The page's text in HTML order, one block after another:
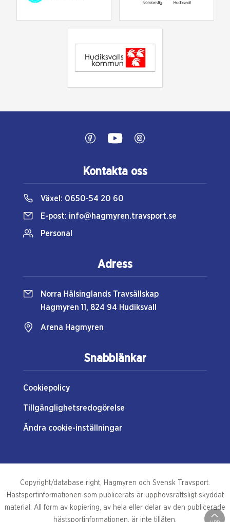
Snabblänkar
Cookiepolicy
Tillgänglighetsredogörelse
Ändra cookie-inställningar
Kontakta oss
Växel: 0650-54 20 60
E-post: info@hagmyren.travsport.se
Personal
Adress
Norra Hälsinglands Travsällskap
Hagmyren 11, 824 94 Hudiksvall
Arena Hagmyren
Copyright/database right, Hagmyren och Svensk Travsport.
Hästsportinformationen som publicerats är upphovsrättsligt skyddat
material. All form av kopiering, av hela eller delar av den publicerade
hästsportinformationen, är inte tillåten.